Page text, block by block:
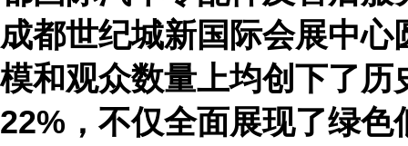
成都世纪城新国际会展中
模和观众数量上均创下了历
22% ，不仅全面展现了绿